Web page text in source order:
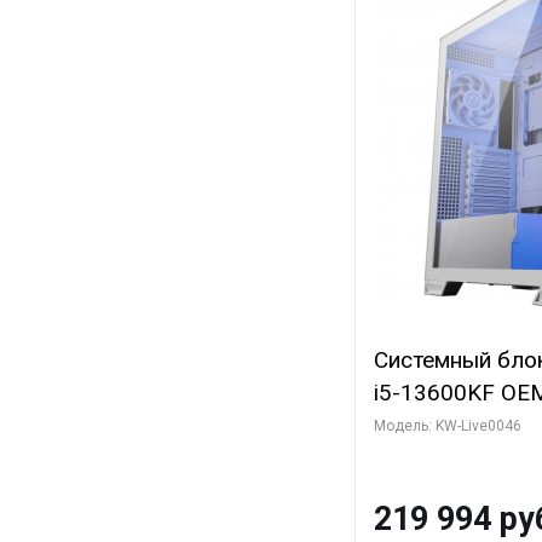
Системный
i5-13600KF
7, C14 8EC/
SSD)
Модель: KW-Live0046
219 994